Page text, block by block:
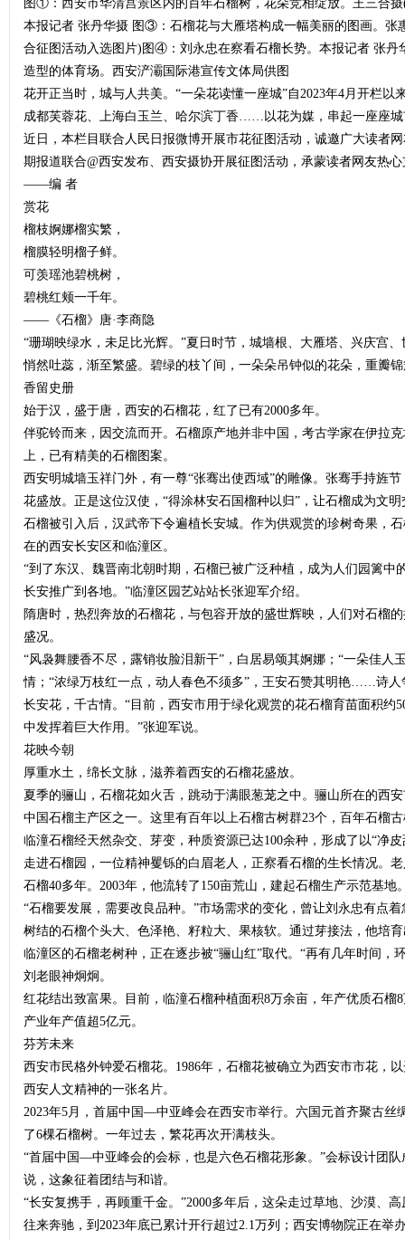
图①：西安市华清宫景区内的百年石榴树，花朵竞相绽放。王三合
本报记者 张丹华摄 图③：石榴花与大雁塔构成一幅美丽的图画。张
合征图活动入选图片)图④：刘永忠在察看石榴长势。本报记者 张
造型的体育场。西安浐灞国际港宣传文体局供图
花开正当时，城与人共美。“一朵花读懂一座城”自2023年4月开栏
成都芙蓉花、上海白玉兰、哈尔滨丁香……以花为媒，串起一座座
近日，本栏目联合人民日报微博开展市花征图活动，诚邀广大读者
期报道联合@西安发布、西安摄协开展征图活动，承蒙读者网友热
——编 者
赏花
榴枝婀娜榴实繁，
榴膜轻明榴子鲜。
可羡瑶池碧桃树，
碧桃红颊一千年。
——《石榴》唐·李商隐
“珊瑚映绿水，未足比光辉。”夏日时节，城墙根、大雁塔、兴庆宫
悄然吐蕊，渐至繁盛。碧绿的枝丫间，一朵朵吊钟似的花朵，重瓣
香留史册
始于汉，盛于唐，西安的石榴花，红了已有2000多年。
伴驼铃而来，因交流而开。石榴原产地并非中国，考古学家在伊拉
上，已有精美的石榴图案。
西安明城墙玉祥门外，有一尊“张骞出使西域”的雕像。张骞手持旌
花盛放。正是这位汉使，“得涂林安石国榴种以归”，让石榴成为文
石榴被引入后，汉武帝下令遍植长安城。作为供观赏的珍树奇果，
在的西安长安区和临潼区。
“到了东汉、魏晋南北朝时期，石榴已被广泛种植，成为人们园篱中
长安推广到各地。”临潼区园艺站站长张迎军介绍。
隋唐时，热烈奔放的石榴花，与包容开放的盛世辉映，人们对石榴
盛况。
“风袅舞腰香不尽，露销妆脸泪新干”，白居易颂其婀娜；“一朵佳人
情；“浓绿万枝红一点，动人春色不须多”，王安石赞其明艳……诗人
长安花，千古情。“目前，西安市用于绿化观赏的花石榴育苗面积约
中发挥着巨大作用。”张迎军说。
花映今朝
厚重水土，绵长文脉，滋养着西安的石榴花盛放。
夏季的骊山，石榴花如火舌，跳动于满眼葱茏之中。骊山所在的西
中国石榴主产区之一。这里有百年以上石榴古树群23个，百年石榴
临潼石榴经天然杂交、芽变，种质资源已达100余种，形成了以“净
走进石榴园，一位精神矍铄的白眉老人，正察看石榴的生长情况。
石榴40多年。2003年，他流转了150亩荒山，建起石榴生产示范基地
“石榴要发展，需要改良品种。”市场需求的变化，曾让刘永忠有点
树结的石榴个头大、色泽艳、籽粒大、果核软。通过芽接法，他培
临潼区的石榴老树种，正在逐步被“骊山红”取代。“再有几年时间，
刘老眼神炯炯。
红花结出致富果。目前，临潼石榴种植面积8万余亩，年产优质石榴
产业年产值超5亿元。
芬芳未来
西安市民格外钟爱石榴花。1986年，石榴花被确立为西安市市花，
西安人文精神的一张名片。
2023年5月，首届中国—中亚峰会在西安市举行。六国元首齐聚古
了6棵石榴树。一年过去，繁花再次开满枝头。
“首届中国—中亚峰会的会标，也是六色石榴花形象。”会标设计团
说，这象征着团结与和谐。
“长安复携手，再顾重千金。”2000多年后，这朵走过草地、沙漠、
往来奔驰，到2023年底已累计开行超过2.1万列；西安博物院正在举